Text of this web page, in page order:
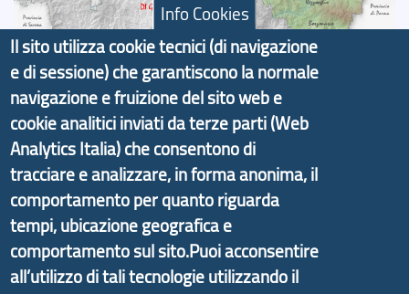
Il portale di marketing territoriale e sviluppo locale
di Genova Città Metropolitana si è sviluppato a
partire dal progetto nazionale Aree Interne
promosso dal Dipartimento per lo Sviluppo
Economico e finalizzato al rilancio socio-economico
delle valli dell’entroterra. In particolare fornisce
informazioni ed aggiornamenti sulla
d'Area Antola-Tigullio, in collaborazione con Regione
Liguria ed ANCI Liguria.
Info Cookies
Il sito utilizza cookie tecnici (di navigazione
e di sessione) che garantiscono la normale
navigazione e fruizione del sito web e
cookie analitici inviati da terze parti (Web
Analytics Italia) che consentono di
tracciare e analizzare, in forma anonima, il
comportamento per quanto riguarda
tempi, ubicazione geografica e
comportamento sul sito.Puoi acconsentire
all’utilizzo di tali tecnologie utilizzando il